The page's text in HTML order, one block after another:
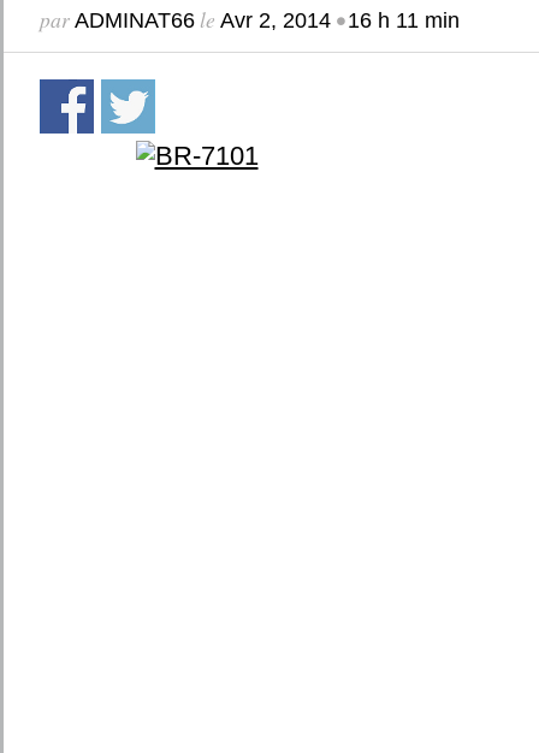
par ADMINAT66le Avr 2, 2014•16 h 11 min